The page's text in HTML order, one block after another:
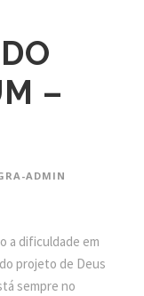
–
ADMIN
a dificuldade em
projeto de Deus
sempre no